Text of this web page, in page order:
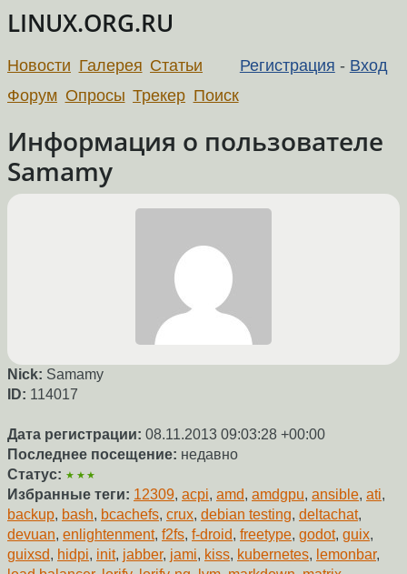
LINUX.ORG.RU
Регистрация - Вход
Новости Галерея Статьи
Форум Опросы Трекер Поиск
Информация о пользователе
Samamy
Nick: Samamy
ID: 114017
Дата регистрации: 08.11.2013 09:03:28 +00:00
Последнее посещение: недавно
Статус: ★★★
Избранные теги: 12309, acpi, amd, amdgpu, ansible, ati,
backup, bash, bcachefs, crux, debian testing, deltachat,
devuan, enlightenment, f2fs, f-droid, freetype, godot, guix,
guixsd, hidpi, init, jabber, jami, kiss, kubernetes, lemonbar,